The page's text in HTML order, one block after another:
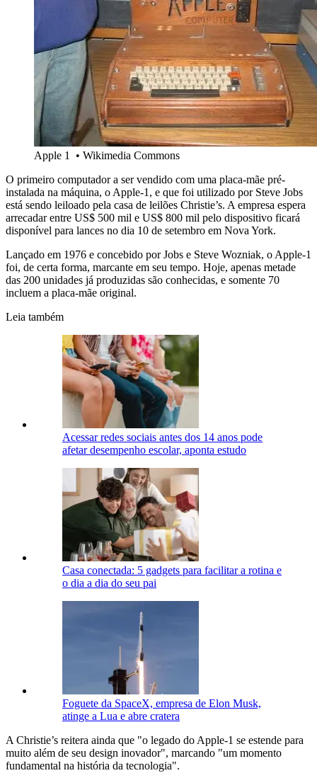
Apple 1 • Wikimedia Commons
O primeiro computador a ser vendido com uma placa-mãe pré-
instalada na máquina, o Apple-1, e que foi utilizado por Steve Jobs
está sendo leiloado pela casa de leilões Christie’s. A empresa espera
arrecadar entre US$ 500 mil e US$ 800 mil pelo dispositivo ficará
disponível para lances no dia 10 de setembro em Nova York.
Lançado em 1976 e concebido por Jobs e Steve Wozniak, o Apple-1
foi, de certa forma, marcante em seu tempo. Hoje, apenas metade
das 200 unidades já produzidas são conhecidas, e somente 70
incluem a placa-mãe original.
Leia também
Acessar redes sociais antes dos 14 anos pode
afetar desempenho escolar, aponta estudo
Casa conectada: 5 gadgets para facilitar a rotina e
o dia a dia do seu pai
Foguete da SpaceX, empresa de Elon Musk,
atinge a Lua e abre cratera
A Christie’s reitera ainda que "o legado do Apple-1 se estende para
muito além de seu design inovador", marcando "um momento
fundamental na história da tecnologia".